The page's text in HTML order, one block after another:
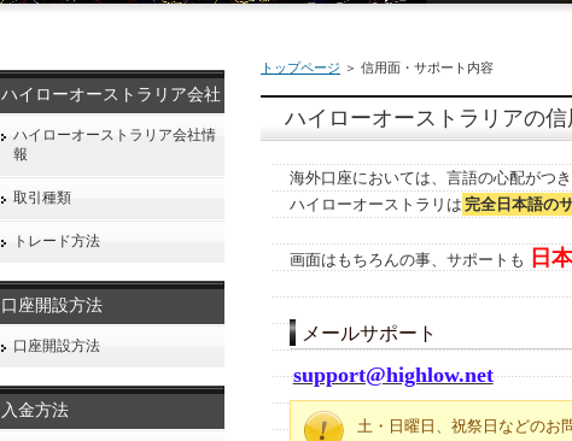
トップページ ＞ 信用面・サポート内容
ハイローオーストラリアの
海外口座においては、言語の心配がつ
ハイローオーストラリは 完全日本語の
画面はもちろんの事、サポートも 日
メールサポート
support@highlow.net
土・日曜日、祝祭日などのお
ハイローオーストラリア会社
情報
ハイローオーストラリア会社情
報
取引種類
トレード方法
口座開設方法
口座開設方法
入金方法